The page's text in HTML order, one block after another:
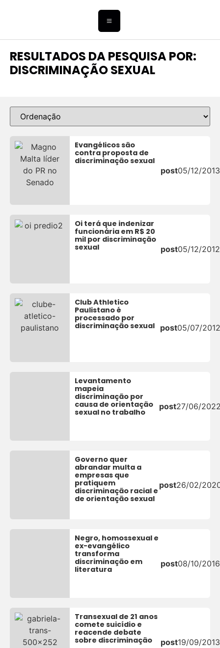
RESULTADOS DA PESQUISA POR:
DISCRIMINAÇÃO SEXUAL
Evangélicos são
contra proposta de
discriminação sexual
post05/12/2013
Oi terá que indenizar
funcionária em R$ 20
mil por discriminação
sexual
post05/12/2012
Club Athletico
Paulistano é
processado por
discriminação sexual post05/07/2012
Levantamento
mapeia
discriminação por
causa de orientação
sexual no trabalho
post27/06/
Governo quer
abrandar multa a
empresas que
pratiquem
discriminação racial e
de orientação sexual
post26/02/
Negro, homossexual e
ex-evangélico
transforma
discriminação em
literatura
post08/10/2016
Transexual de 21 anos
comete suicídio e
reacende debate
sobre discriminação
post19/09/2013